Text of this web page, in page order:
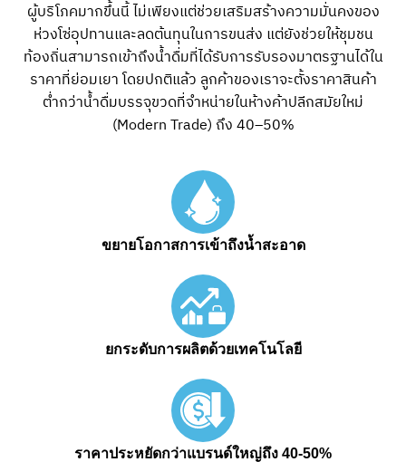
ผู้บริโภคมากขึ้นนี้ ไม่เพียงแต่ช่วยเสริมสร้างความมั่นคงของ
ห่วงโซ่อุปทานและลดต้นทุนในการขนส่ง แต่ยังช่วยให้ชุมชน
ท้องถิ่นสามารถเข้าถึงน้ำดื่มที่ได้รับการรับรองมาตรฐานได้ใน
ราคาที่ย่อมเยา โดยปกติแล้ว ลูกค้าของเราจะตั้งราคาสินค้า
ต่ำกว่าน้ำดื่มบรรจุขวดที่จำหน่ายในห้างค้าปลีกสมัยใหม่
(Modern Trade) ถึง 40–50%
ขยายโอกาสการเข้าถึงน้ำสะอาด
ยกระดับการผลิตด้วยเทคโนโลยี
ราคาประหยัดกว่าแบรนด์ใหญ่ถึง 40-50%